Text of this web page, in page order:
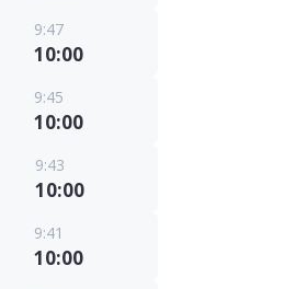
9:47
10:00
9:45
10:00
9:43
10:00
9:41
10:00